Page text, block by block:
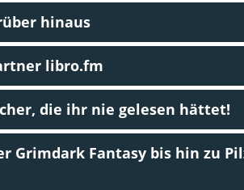
hinaus
libro.fm
die ihr nie gelesen hättet!
Grimdark Fantasy bis hin zu